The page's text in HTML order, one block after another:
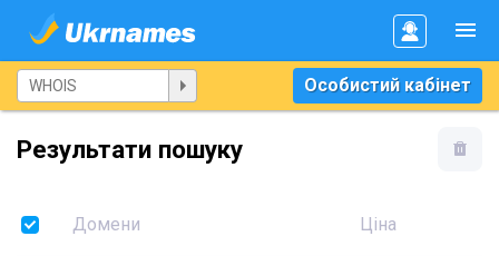
Особистий кабінет
Результати пошуку
Домени Ціна